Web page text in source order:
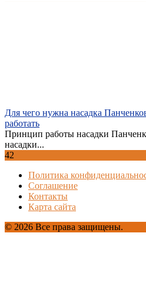
Для чего нужна насадка
работать
Принцип работы насадки
насадки...
42
Политика
Соглашение
Контакты
Карта сайта
© 2026 Все права защищены.